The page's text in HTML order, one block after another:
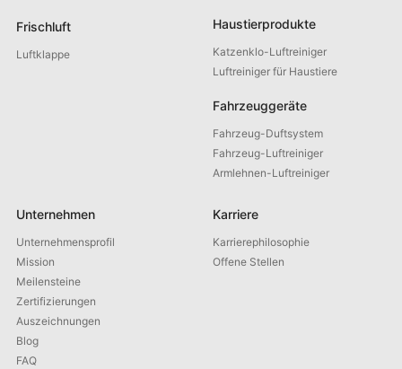
Frischluft
Luftklappe
Haustierprodukte
Katzenklo-Luftreiniger
Luftreiniger für Haustiere
Fahrzeuggeräte
Fahrzeug-Duftsystem
Fahrzeug-Luftreiniger
Armlehnen-Luftreiniger
Unternehmen
Unternehmensprofil
Mission
Meilensteine
Zertifizierungen
Auszeichnungen
Blog
FAQ
Karriere
Karrierephilosophie
Offene Stellen